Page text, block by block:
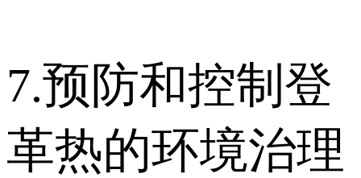
7.预防和控制登
革热的环境治理